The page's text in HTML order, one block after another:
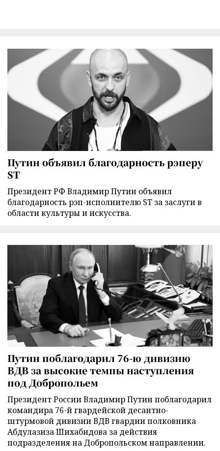
Путин объявил благодарность рэперу
ST
Президент РФ Владимир Путин объявил
благодарность рэп-исполнителю ST за заслуги в
области культуры и искусства.
Путин поблагодарил 76-ю дивизию
ВДВ за высокие темпы наступления
под Добропольем
Президент России Владимир Путин поблагодарил
командира 76-й гвардейской десантно-
штурмовой дивизии ВДВ гвардии полковника
Абдулазиза Шихабидова за действия
подразделения на Добропольском направлении.